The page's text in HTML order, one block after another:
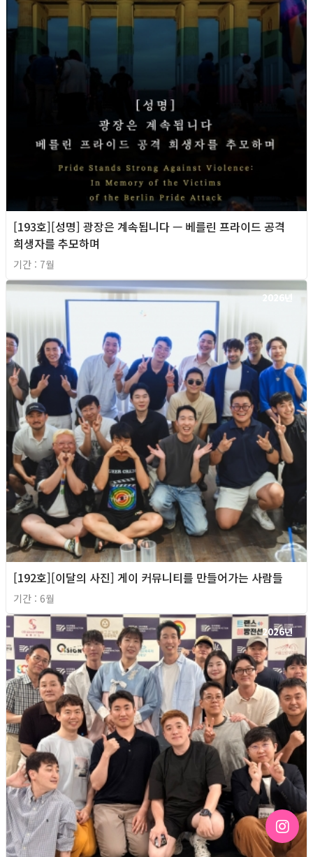
[193호][성명] 광장은 계속됩니다 — 베를린 프라이드 공격
희생자를 추모하며
기간 : 7월
2026년
[192호][이달의 사진] 게이 커뮤니티를 만들어가는 사람들
기간 : 6월
2026년